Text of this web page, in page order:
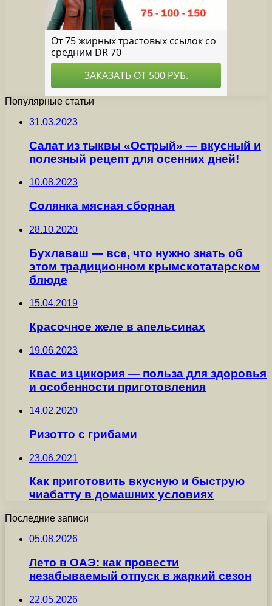
Популярные статьи
31.03.2023
Салат из тыквы «Острый» — вкусный и
полезный рецепт для осенних дней!
10.08.2023
Солянка мясная сборная
28.10.2020
Бухлаваш — все, что нужно знать об
этом традиционном крымскотатарском
блюде
15.04.2019
Красочное желе в апельсинах
19.06.2023
Квас из цикория — польза для здоровья
и особенности приготовления
14.02.2020
Ризотто с грибами
23.06.2021
Как приготовить вкусную и быструю
чиабатту в домашних условиях
Последние записи
05.08.2026
Лето в ОАЭ: как провести
незабываемый отпуск в жаркий сезон
22.05.2026